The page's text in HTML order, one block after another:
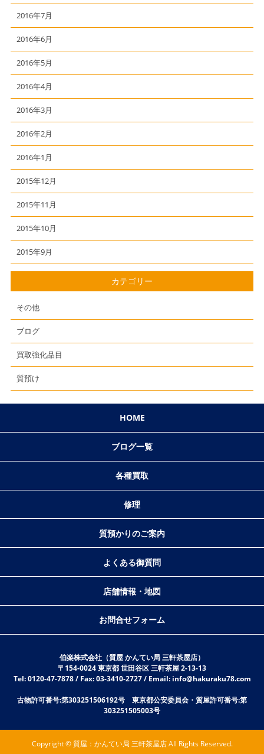
2016年7月
2016年6月
2016年5月
2016年4月
2016年3月
2016年2月
2016年1月
2015年12月
2015年11月
2015年10月
2015年9月
カテゴリー
その他
ブログ
買取強化品目
質預け
HOME
ブログ一覧
各種買取
修理
質預かりのご案内
よくある御質問
店舗情報・地図
お問合せフォーム
伯楽株式会社（質屋 かんてい局 三軒茶屋店）
〒154-0024 東京都 世田谷区 三軒茶屋 2-13-13
Tel: 0120-47-7878 / Fax: 03-3410-2727 / Email: info@hakuraku78.com
古物許可番号:第303251506192号 東京都公安委員会・質屋許可番号:第
303251505003号
Copyright © 質屋：かんてい局 三軒茶屋店 All Rights Reserved.